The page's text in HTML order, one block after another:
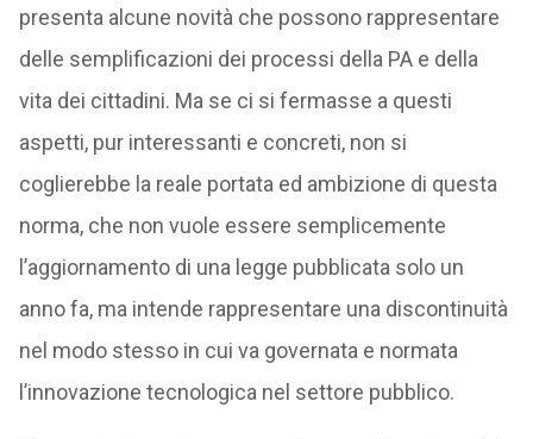
presenta alcune novità che possono rappresentare
delle semplificazioni dei processi della PA e della
vita dei cittadini. Ma se ci si fermasse a questi
aspetti, pur interessanti e concreti, non si
coglierebbe la reale portata ed ambizione di questa
norma, che non vuole essere semplicemente
l’aggiornamento di una legge pubblicata solo un
anno fa, ma intende rappresentare una discontinuità
nel modo stesso in cui va governata e normata
l’innovazione tecnologica nel settore pubblico.